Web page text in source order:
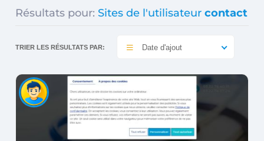
Résultats pour: Sites de l'utilisateur contact
TRIER LES RÉSULTATS PAR: Date d'ajout